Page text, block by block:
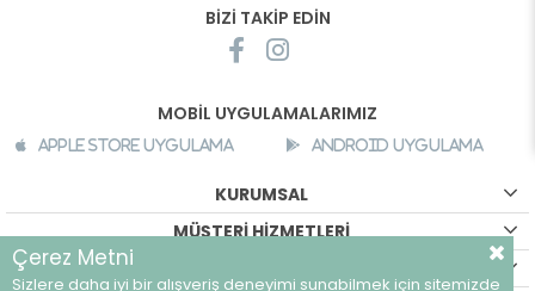
BİZİ TAKİP EDİN
MOBİL UYGULAMALARIMIZ
Apple Store Uygulama Android Uygulama
KURUMSAL
MÜŞTERİ HİZMETLERİ
Çerez Metni
Sizlere daha iyi bir alışveriş deneyimi sunabilmek için sitemizde